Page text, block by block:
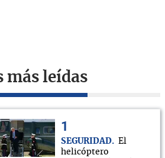
más leídas
SEGURIDAD
El
helicóptero